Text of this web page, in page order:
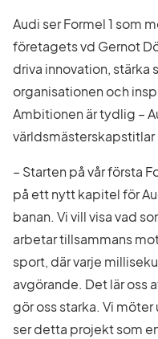
Audi ser Formel 1 som
företagets vd Gernot
driva innovation, stärka
organisationen och
Ambitionen är tydlig –
världsmästerskapstitlar
– Starten på vår första
på ett nytt kapitel för
banan. Vi vill visa vad
arbetar tillsammans
sport, där varje
avgörande. Det lär oss
gör oss starka. Vi
ser detta projekt som